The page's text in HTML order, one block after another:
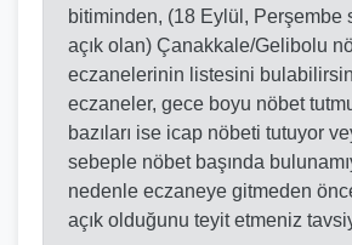
bitiminden, (18 Eylül, Perşembe
açık olan) Çanakkale/Gelibolu
eczanelerinin listesini
eczaneler, gece boyu nöbet
bazıları ise icap nöbeti tutuyor
sebeple nöbet başında
nedenle eczaneye gitmeden
açık olduğunu teyit etmeniz